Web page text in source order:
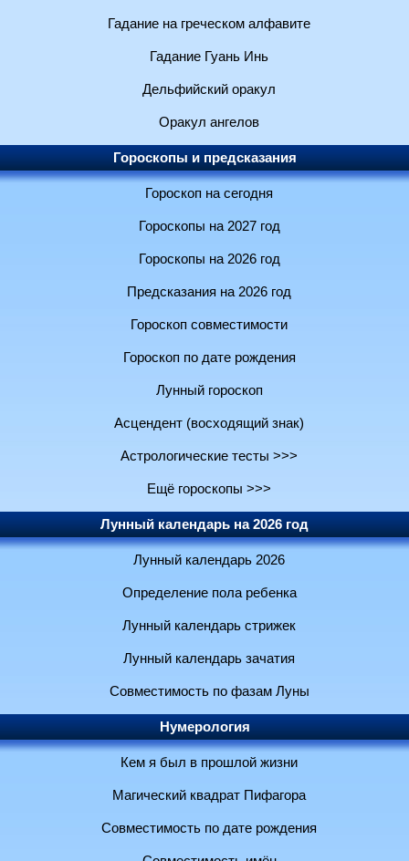
Гадание на греческом алфавите
Гадание Гуань Инь
Дельфийский оракул
Оракул ангелов
Гороскопы и предсказания
Гороскоп на сегодня
Гороскопы на 2027 год
Гороскопы на 2026 год
Предсказания на 2026 год
Гороскоп совместимости
Гороскоп по дате рождения
Лунный гороскоп
Асцендент (восходящий знак)
Астрологические тесты >>>
Ещё гороскопы >>>
Лунный календарь на 2026 год
Лунный календарь 2026
Определение пола ребенка
Лунный календарь стрижек
Лунный календарь зачатия
Совместимость по фазам Луны
Нумерология
Кем я был в прошлой жизни
Магический квадрат Пифагора
Совместимость по дате рождения